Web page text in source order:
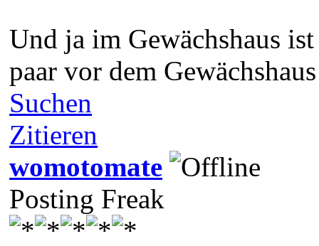
Und ja im Gewächshaus
paar vor dem
Suchen
Zitieren
womotomate
Posting Freak